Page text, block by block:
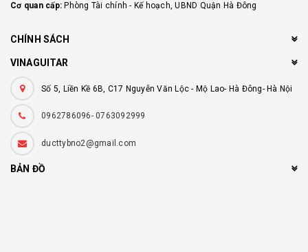
Cơ quan cấp: Phòng Tài chính - Kế hoạch, UBND Quận Hà Đông
CHÍNH SÁCH
VINAGUITAR
Số 5, Liền Kề 6B, C17 Nguyễn Văn Lộc - Mộ Lao- Hà Đông- Hà Nội
0962786096- 0763092999
ducttybno2@gmail.com
BẢN ĐỒ